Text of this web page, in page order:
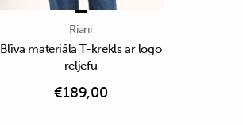
Riani
Blīva materiāla T-krekls ar logo
reljefu
€189,00